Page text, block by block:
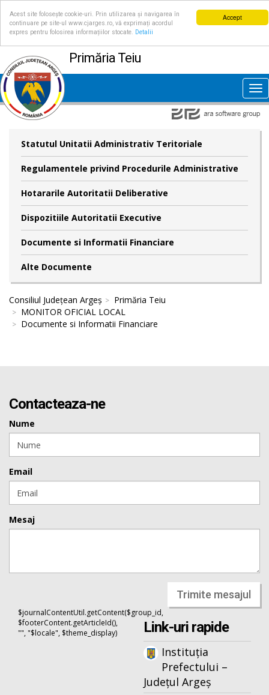
Accept
Acest site folosește cookie-uri. Prin utilizarea și navigarea în
continuare pe site-ul www.cjarges.ro, vă exprimați acordul
expres pentru folosirea informațiilor stocate.
Detalii
Primăria Teiu
Statutul Unitatii Administrativ Teritoriale
Regulamentele privind Procedurile Administrative
Hotararile Autoritatii Deliberative
Dispozitiile Autoritatii Executive
Documente si Informatii Financiare
Alte Documente
Consiliul Județean Argeș
Primăria Teiu
MONITOR OFICIAL LOCAL
Documente si Informatii Financiare
Contacteaza-ne
Nume
Email
Mesaj
Trimite mesajul
$journalContentUtil.getContent($group_id,
$footerContent.getArticleId(),
"", "$locale", $theme_display)
Link-uri rapide
Instituția
Prefectului –
Județul Argeș